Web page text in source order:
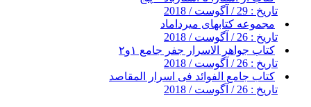
تاریخ : 29 / آگوست / 2018
مجموعه کتابهای میرداماد
تاریخ : 26 / آگوست / 2018
کتاب جواهر الاسرار جفر جامع ۱و۲
تاریخ : 26 / آگوست / 2018
کتاب جامع الفوائد فی اسرار المقاصد
تاریخ : 26 / آگوست / 2018